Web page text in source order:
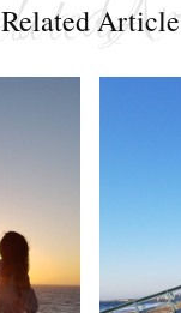
Related Article